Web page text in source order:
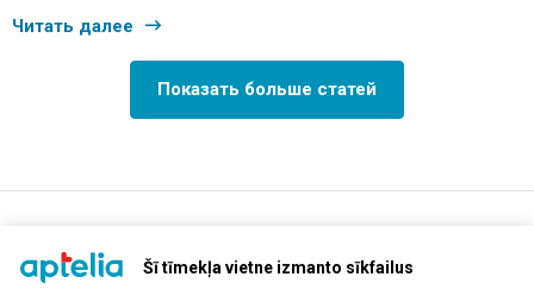
Šī tīmekļa vietne izmanto sīkfailus
Читать далее
Показать больше статей